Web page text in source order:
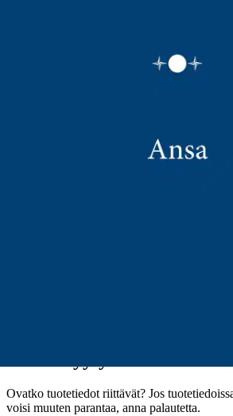
Hän työskentelee pesijänä kuumassa,
kaupungin ruuhkaisimmista alueista. Pian
Ovatko tuotetiedot riittävät? Jos
voisi muuten parantaa, anna palautetta.